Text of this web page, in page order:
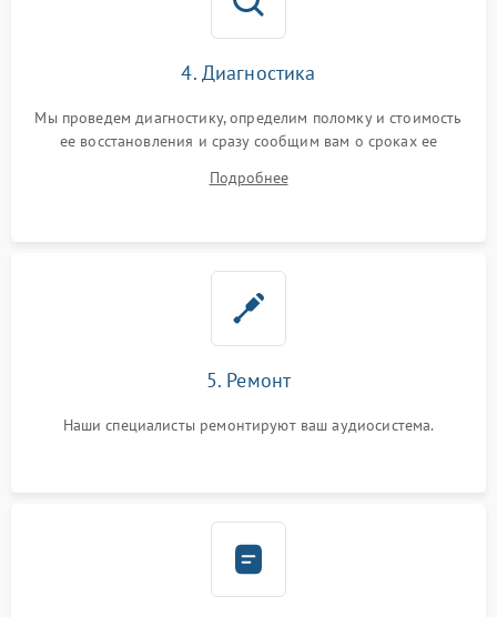
4. Диагностика
Мы проведем диагностику, определим поломку и стоимость
ее восстановления и сразу сообщим вам о сроках ее
Подробнее
5. Ремонт
Наши специалисты ремонтируют ваш аудиосистема.